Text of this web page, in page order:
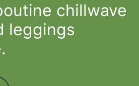
chillwave
leggings